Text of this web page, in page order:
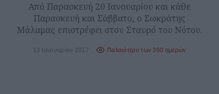
Από Παρασκευή 20 Ιανουαρίου και κάθε
Παρασκευή και Σάββατο, ο Σωκράτης
Μάλαμας επιστρέφει στον Σταυρό του Νότου.
13 Ιανουαρίου 2017 Παλαιότερο των 360 ημερών